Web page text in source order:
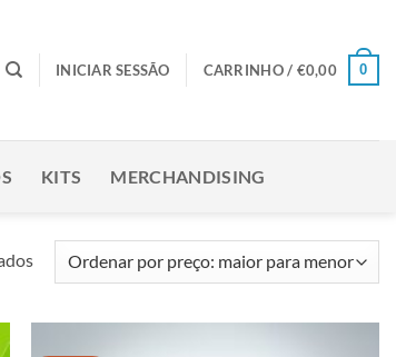
INICIAR SESSÃO CARRINHO / €0,00 0
KITS MERCHANDISING
Ordenado
por